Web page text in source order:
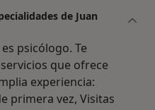
de Juan
psicólogo. Te
que ofrece
experiencia:
primera vez, Visitas